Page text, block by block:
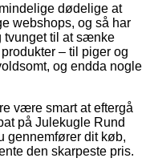
dødelige at
webshops, og så har
tvunget til at sænke
– til piger og
og endda nogle
være smart at eftergå
på Julekugle Rund
gennemfører dit køb,
den skarpeste pris.